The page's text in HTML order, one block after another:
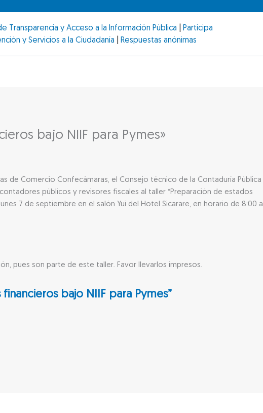
Transparencia y Acceso a la Información Pública
Participa
y Servicios a la Ciudadanía
Respuestas anónimas
bajo NIIF para Pymes»
de Comercio Confecámaras, el Consejo técnico de la Contaduría Pública
públicos y revisores fiscales al taller “Preparación de estados
7 de septiembre en el salón Yui del Hotel Sicarare, en horario de 8:00
pues son parte de este taller. Favor llevarlos impresos.
bajo NIIF para Pymes”